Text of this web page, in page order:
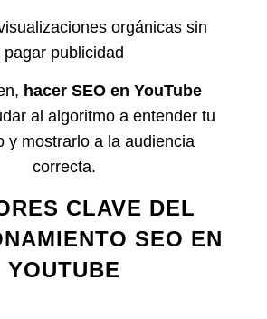
orgánicas sin
pagar publicidad
hacer SEO en YouTube
al algoritmo a entender tu
y mostrarlo a la audiencia
correcta.
CLAVE DEL
SEO EN
YOUTUBE